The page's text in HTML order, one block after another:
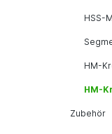
HSS-
HM-
HM-
Zubehör